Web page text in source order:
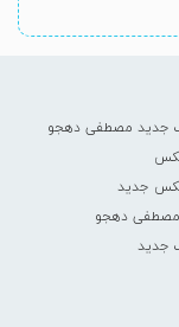
جدید مصطفی دهجو
جدید
دهجو
جدید